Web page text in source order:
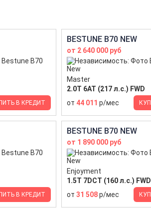
В КРЕДИТ
BESTUNE B70 NEW
от 2 640 000 руб
Master
2.0T 6AT (217 л.с.) FWD
от 44 011 р/мес
В КРЕДИТ
BESTUNE B70 NEW
от 1 890 000 руб
Enjoyment
1.5T 7DCT (160 л.с.) FWD
от 31 508р/мес